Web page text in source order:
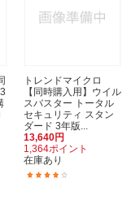
トレンドマイクロ
【同時購入用】ウイル
スバスター トータル
セキュリティ スタン
ダード 3年版...
13,640円
1,364ポイント
在庫あり